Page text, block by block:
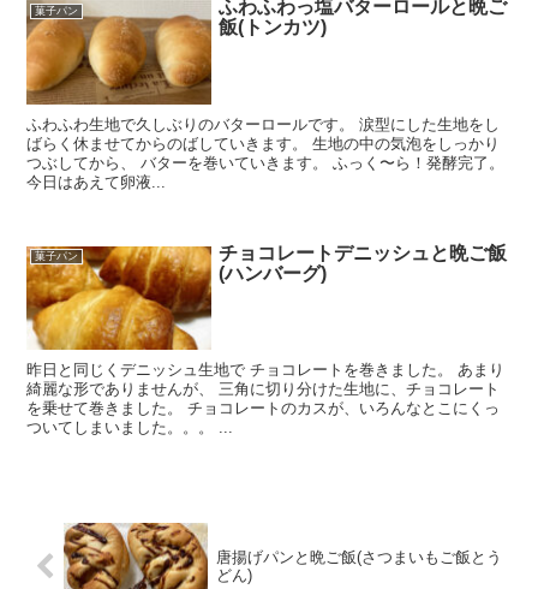
菓子パン
ふわふわっ塩バターロールと晩ご
飯(トンカツ)
ふわふわ生地で久しぶりのバターロールです。 涙型にした生地をし
ばらく休ませてからのばしていきます。 生地の中の気泡をしっかり
つぶしてから、 バターを巻いていきます。 ふっく〜ら！発酵完了。
今日はあえて卵液...
菓子パン
チョコレートデニッシュと晩ご飯
(ハンバーグ)
昨日と同じくデニッシュ生地で チョコレートを巻きました。 あまり
綺麗な形でありませんが、 三角に切り分けた生地に、チョコレート
を乗せて巻きました。 チョコレートのカスが、いろんなとこにくっ
ついてしまいました。。。 ...
唐揚げパンと晩ご飯(さつまいもご飯とう
どん)